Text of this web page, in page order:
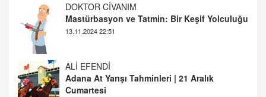
DOKTOR CİVANIM
Mastürbasyon ve Tatmin: Bir Keşif Yolculuğu
13.11.2024 22:51
ALİ EFENDİ
Adana At Yarışı Tahminleri | 21 Aralık
Cumartesi